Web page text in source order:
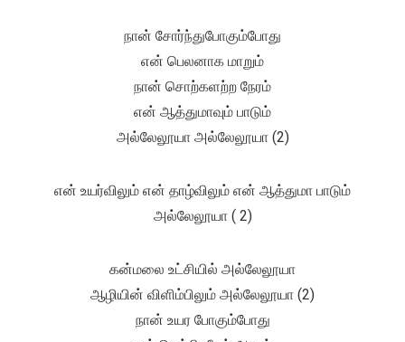
நான் சோர்ந்துபோகும்போது
என் பெலனாக மாறும்
நான் சொற்களற்ற நேரம்
என் ஆத்துமாவும் பாடும்
அல்லேலூயா அல்லேலூயா (2)
என் உயர்விலும் என் தாழ்விலும் என் ஆத்துமா பாடும்
அல்லேலூயா ( 2)
கன்மலை உட்சியில் அல்லேலூயா
ஆழியின் விளிம்பிலும் அல்லேலூயா (2)
நான் உயர போகும்போது